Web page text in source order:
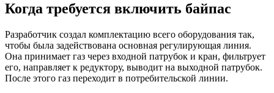
Когда требуется включить байпас
Разработчик создал комплектацию всего оборудования так,
чтобы была задействована основная регулирующая линия.
Она принимает газ через входной патрубок и кран, фильтрует
его, направляет к редуктору, выводит на выходной патрубок.
После этого газ переходит в потребительской линии.